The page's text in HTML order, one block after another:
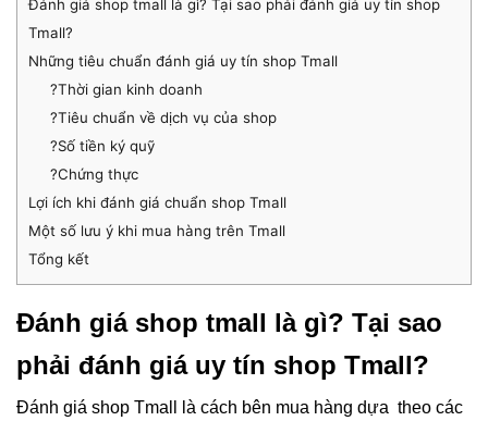
Đánh giá shop tmall là gì? Tại sao phải đánh giá uy tín shop
Tmall?
Những tiêu chuẩn đánh giá uy tín shop Tmall
?Thời gian kinh doanh
?Tiêu chuẩn về dịch vụ của shop
?Số tiền ký quỹ
?Chứng thực
Lợi ích khi đánh giá chuẩn shop Tmall
Một số lưu ý khi mua hàng trên Tmall
Tổng kết
Đánh giá shop tmall là gì? Tại sao
phải đánh giá uy tín shop Tmall?
Đánh giá shop Tmall là cách bên mua hàng dựa theo các